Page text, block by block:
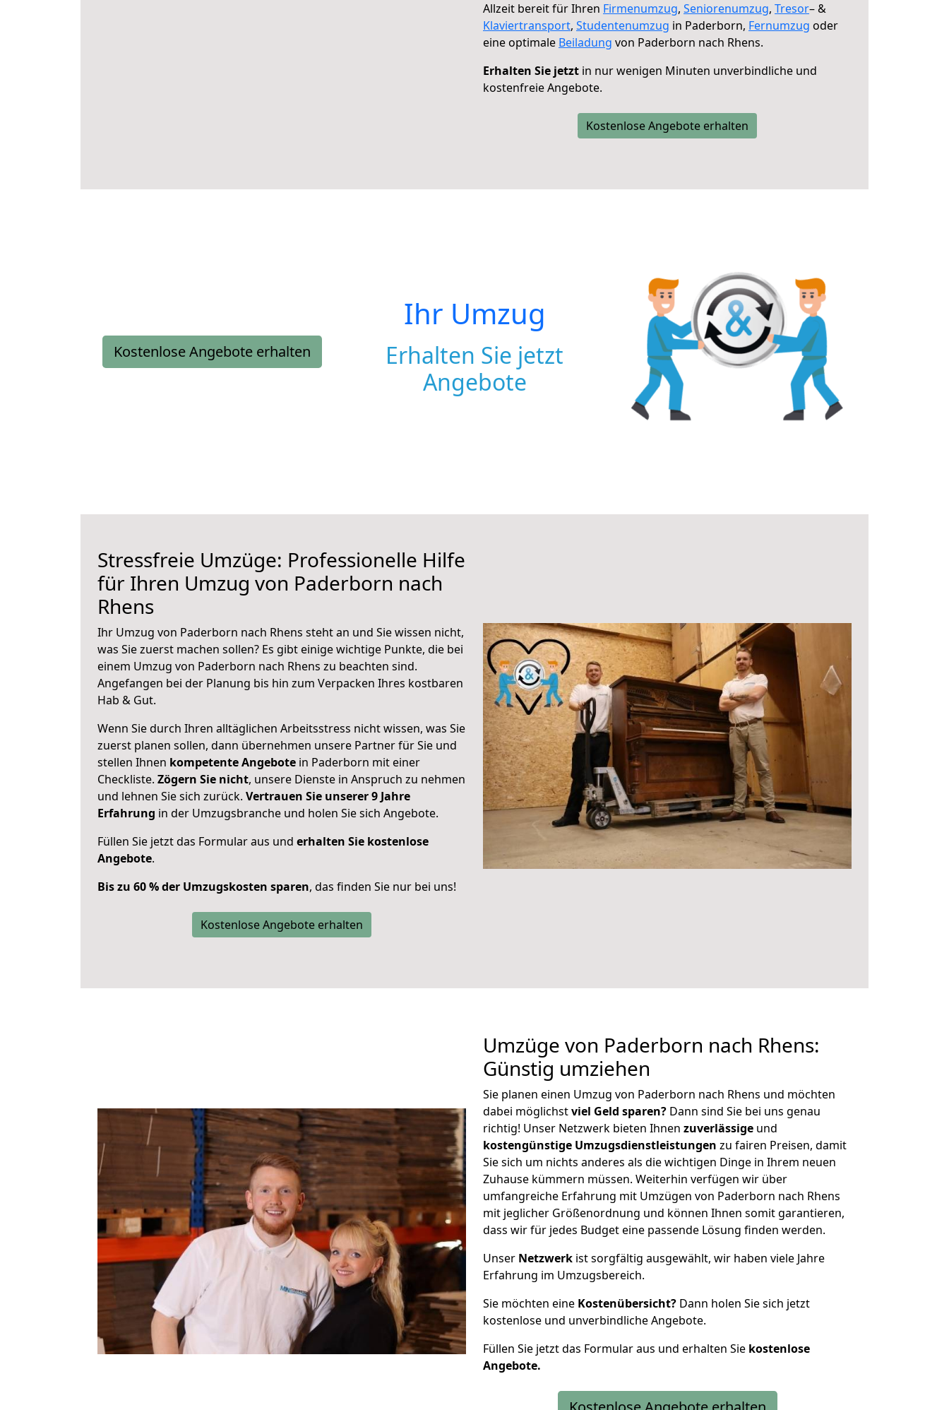
Allzeit bereit für Ihren Firmenumzug, Seniorenumzug, Tresor– &
Klaviertransport, Studentenumzug in Paderborn, Fernumzug oder
eine optimale Beiladung von Paderborn nach Rhens.
Erhalten Sie jetzt in nur wenigen Minuten unverbindliche und
kostenfreie Angebote.
Kostenlose Angebote erhalten
Kostenlose Angebote erhalten
Ihr Umzug
Erhalten Sie jetzt
Angebote
Stressfreie Umzüge: Professionelle Hilfe
für Ihren Umzug von Paderborn nach
Rhens
Ihr Umzug von Paderborn nach Rhens steht an und Sie wissen nicht,
was Sie zuerst machen sollen? Es gibt einige wichtige Punkte, die bei
einem Umzug von Paderborn nach Rhens zu beachten sind.
Angefangen bei der Planung bis hin zum Verpacken Ihres kostbaren
Hab & Gut.
Wenn Sie durch Ihren alltäglichen Arbeitsstress nicht wissen, was Sie
zuerst planen sollen, dann übernehmen unsere Partner für Sie und
stellen Ihnen kompetente Angebote in Paderborn mit einer
Checkliste. Zögern Sie nicht, unsere Dienste in Anspruch zu nehmen
und lehnen Sie sich zurück. Vertrauen Sie unserer 9 Jahre
Erfahrung in der Umzugsbranche und holen Sie sich Angebote.
Füllen Sie jetzt das Formular aus und erhalten Sie kostenlose
Angebote.
Bis zu 60 % der Umzugskosten sparen, das finden Sie nur bei uns!
Kostenlose Angebote erhalten
Umzüge von Paderborn nach Rhens:
Günstig umziehen
Sie planen einen Umzug von Paderborn nach Rhens und möchten
dabei möglichstviel Geld sparen? Dann sind Sie bei uns genau
richtig! Unser Netzwerk bieten Ihnen zuverlässige und
kostengünstige Umzugsdienstleistungen zu fairen Preisen, damit
Sie sich um nichts anderes als die wichtigen Dinge in Ihrem neuen
Zuhause kümmern müssen. Weiterhin verfügen wir über
umfangreiche Erfahrung mit Umzügen von Paderborn nach Rhens
mit jeglicher Größenordnung und können Ihnen somit garantieren,
dass wir für jedes Budget eine passende Lösung finden werden.
Unser Netzwerk ist sorgfältig ausgewählt, wir haben viele Jahre
Erfahrung im Umzugsbereich.
Sie möchten eine Kostenübersicht? Dann holen Sie sich jetzt
kostenlose und unverbindliche Angebote.
Füllen Sie jetzt das Formular aus und erhalten Sie kostenlose
Angebote.